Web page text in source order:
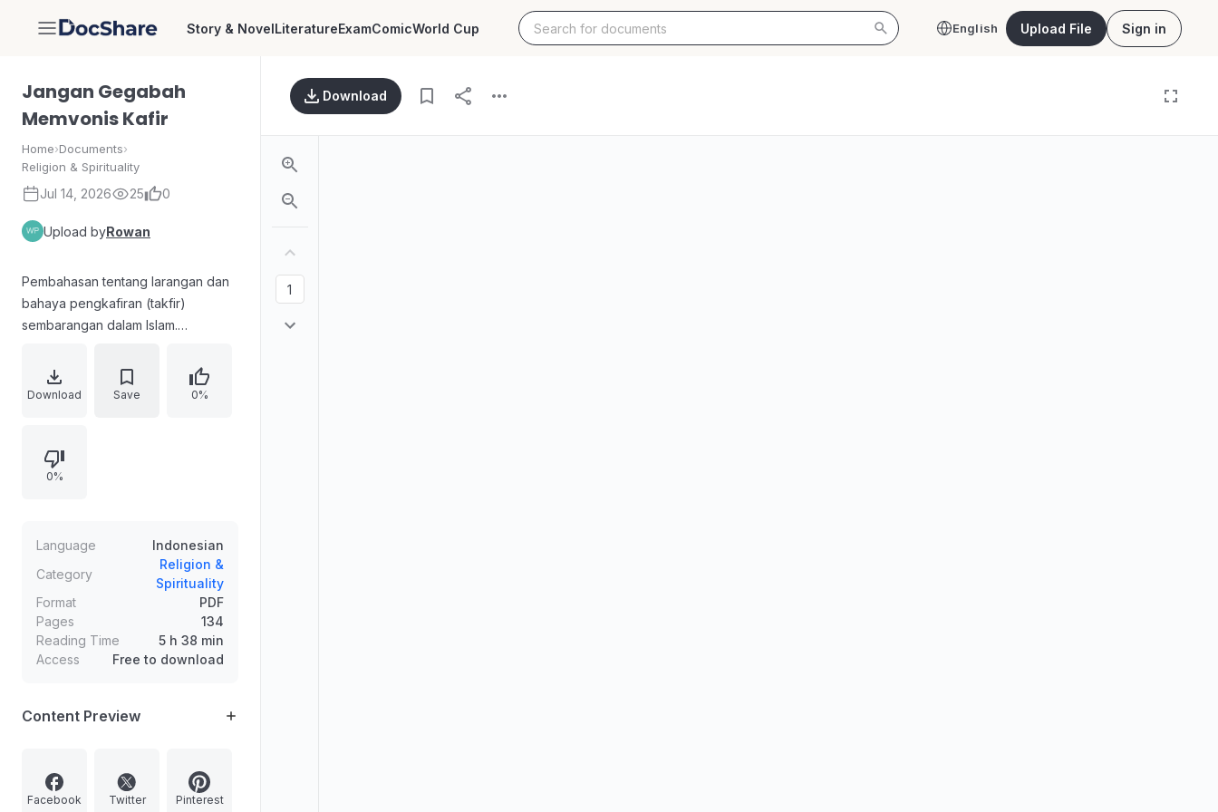
DocShare Story & NovelLiteratureExamComicWorld Cup English Upload File Sign in
Jangan Gegabah
Memvonis Kafir
Home›Documents›
Religion & Spirituality
Jul 14, 2026 25 0
Upload byRowan
Pembahasan tentang larangan dan
bahaya pengkafiran (takfir)
sembarangan dalam Islam.
pelaku kekerasan terhadap sesama
muslim bisa meyakini tindakannya
kaidahnya, serta meluruskan
ideologi yang salah. Disertakan latar
pengkafiran serta contoh
kecenderungan sebagian pihak
yang sembrono, terutama di
kalangan pemuda.
Download Save 0%
0%
Language
Indonesian
Category
Religion &
Spirituality
Format
PDF
Pages
134
Reading Time
5 h 38 min
Access
Free to download
Content Preview
Facebook Twitter Pinterest
Download